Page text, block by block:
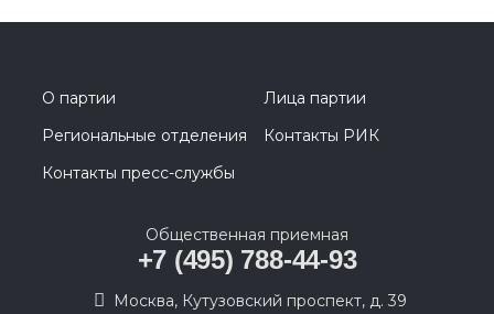
О партии
Лица партии
Региональные отделения
Контакты РИК
Контакты пресс-службы
Общественная приемная
+7 (495) 788-44-93
Москва, Кутузовский проспект, д. 39